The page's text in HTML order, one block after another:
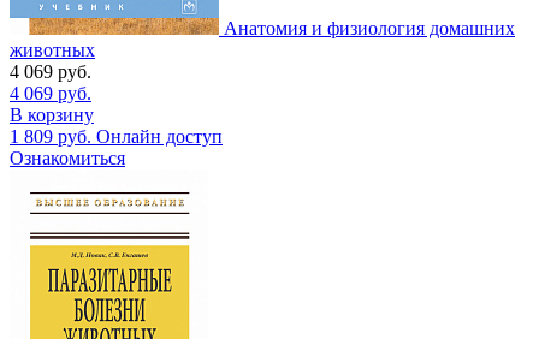
Анатомия и физиология домашних
животных
4 069 руб.
4 069 руб.
В корзину
1 809 руб. Онлайн доступ
Ознакомиться